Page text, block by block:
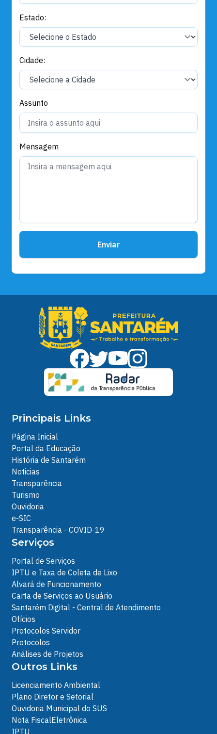
Estado:
Cidade:
Assunto
Mensagem
Enviar
Principais Links
Página Inicial
Portal da Educação
História de Santarém
Noticias
Transparência
Turismo
Ouvidoria
e-SIC
Transparência - COVID-19
Serviços
Portal de Serviços
IPTU e Taxa de Coleta de Lixo
Alvará de Funcionamento
Carta de Serviços ao Usuário
Santarém Digital - Central de Atendimento
Ofícios
Protocolos Servidor
Protocolos
Análises de Projetos
Outros Links
Licenciamento Ambiental
Plano Diretor e Setorial
Ouvidoria Municipal do SUS
Nota FiscalEletrônica
IPTU